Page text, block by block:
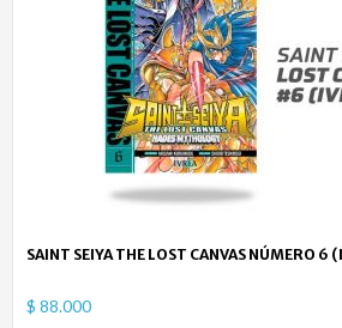
SAINT SEIYA THE LOST CANVAS NÚMERO 6
$ 88.000